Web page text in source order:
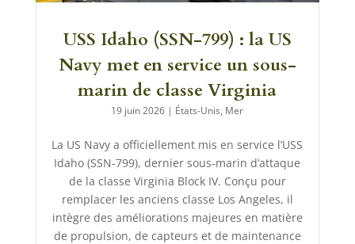
USS Idaho (SSN-799) : la US
Navy met en service un sous-
marin de classe Virginia
19 juin 2026 | États-Unis, Mer
La US Navy a officiellement mis en service l’USS
Idaho (SSN-799), dernier sous-marin d’attaque
de la classe Virginia Block IV. Conçu pour
remplacer les anciens classe Los Angeles, il
intègre des améliorations majeures en matière
de propulsion, de capteurs et de maintenance